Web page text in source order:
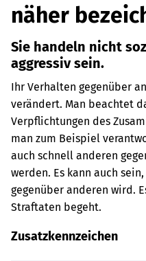
näher
Sie handeln nicht
aggressiv sein.
Ihr Verhalten gegenüber
verändert. Man beachtet
Verpflichtungen des
man zum Beispiel
auch schnell anderen
werden. Es kann auch
gegenüber anderen wird.
Straftaten begeht.
Zusatzkennzeichen